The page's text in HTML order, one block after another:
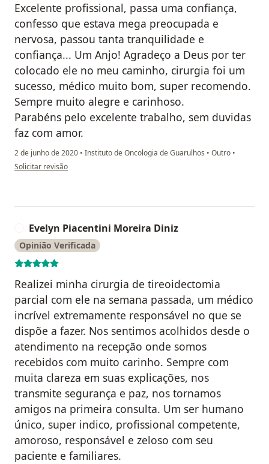
Excelente profissional, passa uma confiança,
confesso que estava mega preocupada e
nervosa, passou tanta tranquilidade e
confiança... Um Anjo! Agradeço a Deus por ter
colocado ele no meu caminho, cirurgia foi um
sucesso, médico muito bom, super recomendo.
Sempre muito alegre e carinhoso.
Parabéns pelo excelente trabalho, sem duvidas
faz com amor.
2 de junho de 2020 • Instituto de Oncologia de Guarulhos • Outro •
na opinião do utilizador Ana Claudia
Solicitar revisão
Evelyn Piacentini Moreira Diniz
Opinião Verificada
Realizei minha cirurgia de tireoidectomia
parcial com ele na semana passada, um médico
incrível extremamente responsável no que se
dispõe a fazer. Nos sentimos acolhidos desde o
atendimento na recepção onde somos
recebidos com muito carinho. Sempre com
muita clareza em suas explicações, nos
transmite segurança e paz, nos tornamos
amigos na primeira consulta. Um ser humano
único, super indico, profissional competente,
amoroso, responsável e zeloso com seu
paciente e familiares.